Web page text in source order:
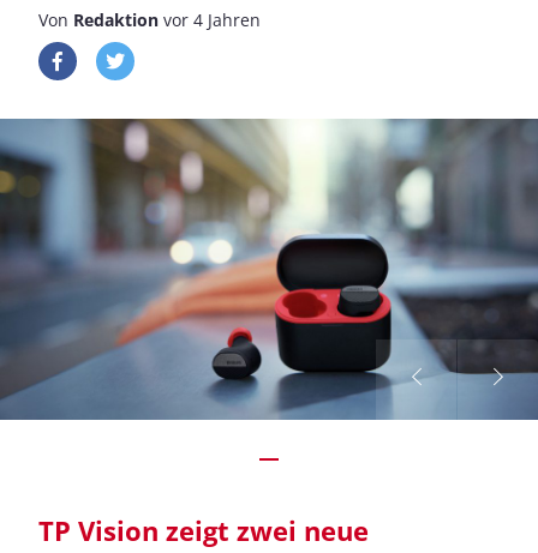
Von Redaktion vor 4 Jahren
TP Vision zeigt zwei neue